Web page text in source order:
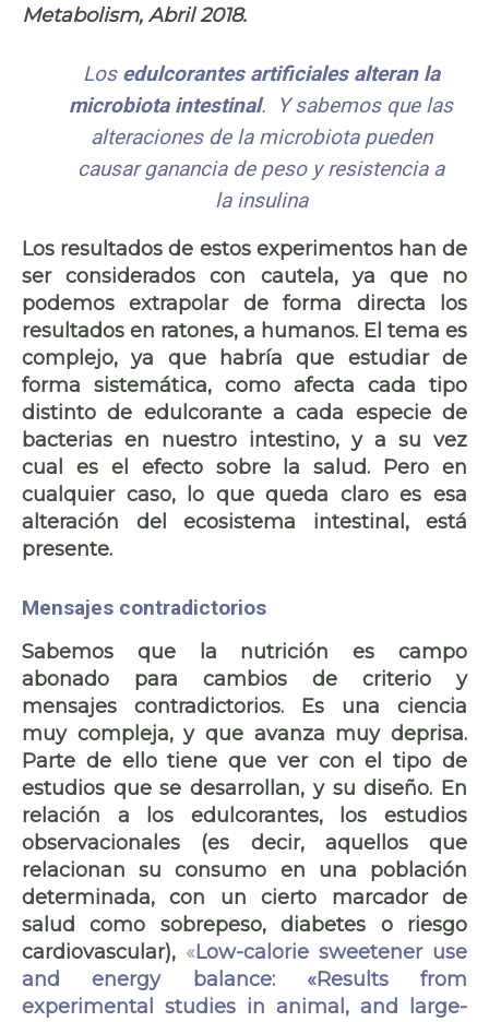
Metabolism, Abril 2018.
Los edulcorantes artificiales alteran la
microbiota intestinal. Y sabemos que las
alteraciones de la microbiota pueden
causar ganancia de peso y resistencia a
la insulina
Los resultados de estos experimentos han de
ser considerados con cautela, ya que no
podemos extrapolar de forma directa los
resultados en ratones, a humanos. El tema es
complejo, ya que habría que estudiar de
forma sistemática, como afecta cada tipo
distinto de edulcorante a cada especie de
bacterias en nuestro intestino, y a su vez
cual es el efecto sobre la salud. Pero en
cualquier caso, lo que queda claro es esa
alteración del ecosistema intestinal, está
presente.
Mensajes contradictorios
Sabemos que la nutrición es campo
abonado para cambios de criterio y
mensajes contradictorios. Es una ciencia
muy compleja, y que avanza muy deprisa.
Parte de ello tiene que ver con el tipo de
estudios que se desarrollan, y su diseño. En
relación a los edulcorantes, los estudios
observacionales (es decir, aquellos que
relacionan su consumo en una población
determinada, con un cierto marcador de
salud como sobrepeso, diabetes o riesgo
cardiovascular), «Low-calorie sweetener use
and energy balance: «Results from
experimental studies in animal, and large-